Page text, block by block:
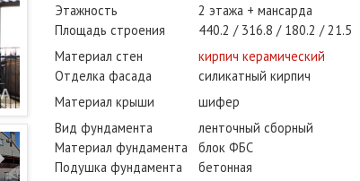
Этажность
2 этажа + мансарда
Площадь строения
440.2 316.8 180.2
21.5
Материал стен
кирпич керамический
Отделка фасада
силикатный кирпич
Материал крыши
шифер
Вид фундамента
ленточный сборный
Материал фундамента
блок ФБС
Подушка фундамента
бетонная